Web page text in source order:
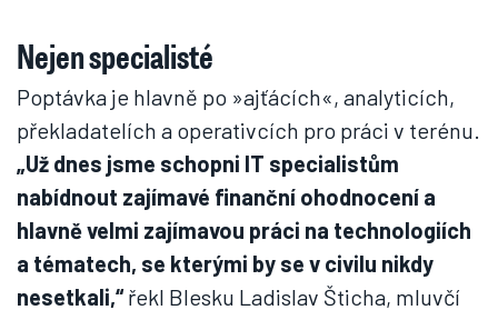
Nejen specialisté
Poptávka je hlavně po »ajťácích«, analyticích,
překladatelích a operativcích pro práci v terénu.
„Už dnes jsme schopni IT specialistům
nabídnout zajímavé finanční ohodnocení a
hlavně velmi zajímavou práci na technologiích
a tématech, se kterými by se v civilu nikdy
nesetkali,“řekl Blesku Ladislav Šticha, mluvčí